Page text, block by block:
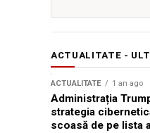
ACTUALITATE -
ACTUALITATE 1 an ago
Administrația
strategia
scoasă de pe lista